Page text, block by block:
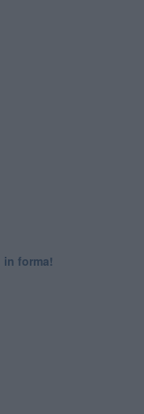
forma!